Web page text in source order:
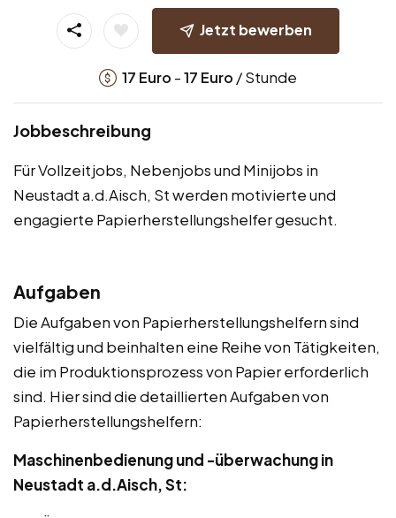
Jetzt bewerben
17 Euro -17 Euro / Stunde
Jobbeschreibung
Für Vollzeitjobs, Nebenjobs und Minijobs in
Neustadt a.d.Aisch, St werden motivierte und
engagierte Papierherstellungshelfer gesucht.
Aufgaben
Die Aufgaben von Papierherstellungshelfern sind
vielfältig und beinhalten eine Reihe von Tätigkeiten,
die im Produktionsprozess von Papier erforderlich
sind. Hier sind die detaillierten Aufgaben von
Papierherstellungshelfern:
Maschinenbedienung und -überwachung in
Neustadt a.d.Aisch, St: